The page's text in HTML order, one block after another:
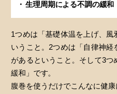
生理周期による不調の緩和
1つめは「基礎体温を上げ、風
いうこと。2つめは「自律神経
があるということ。そして3
緩和」です。
腹巻を使うだけでこんなに健